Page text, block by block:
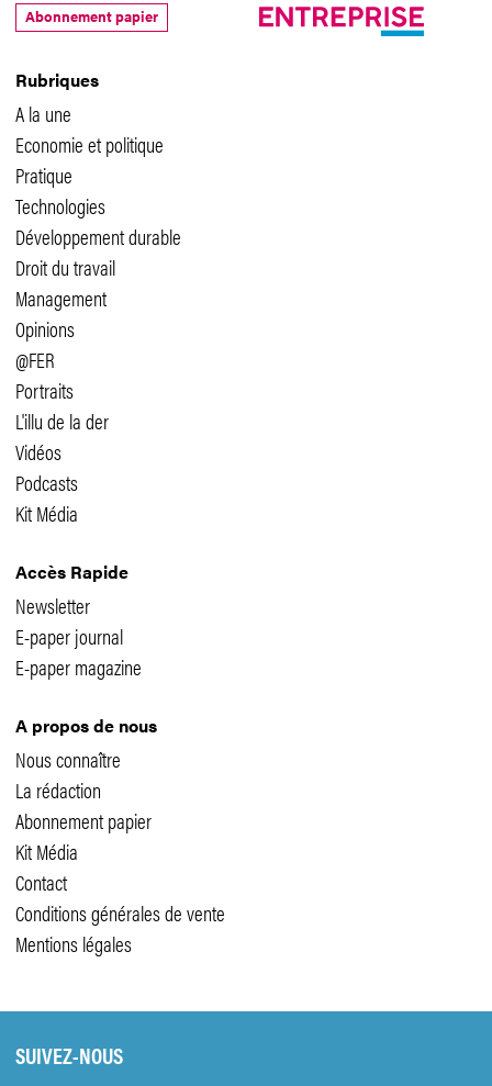
Rubriques
A la une
Economie et politique
Pratique
Technologies
Développement durable
Droit du travail
Management
Opinions
@FER
Portraits
L'illu de la der
Vidéos
Podcasts
Kit Média
Accès Rapide
Newsletter
E-paper journal
E-paper magazine
A propos de nous
Nous connaître
La rédaction
Abonnement papier
Kit Média
Contact
Conditions générales de vente
Mentions légales
Abonnement papier
SUIVEZ-NOUS